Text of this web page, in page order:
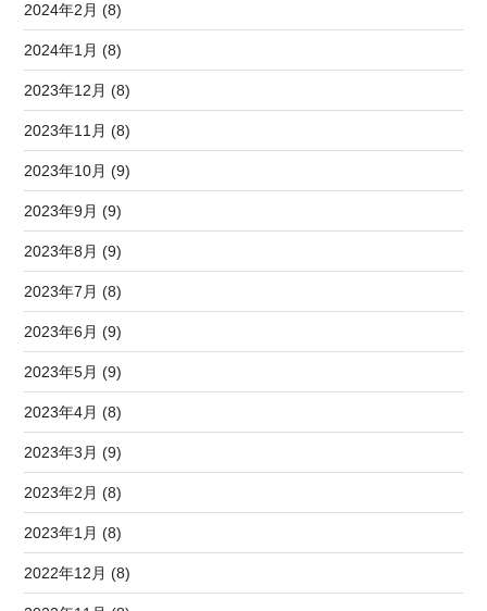
2024年2月 (8)
2024年1月 (8)
2023年12月 (8)
2023年11月 (8)
2023年10月 (9)
2023年9月 (9)
2023年8月 (9)
2023年7月 (8)
2023年6月 (9)
2023年5月 (9)
2023年4月 (8)
2023年3月 (9)
2023年2月 (8)
2023年1月 (8)
2022年12月 (8)